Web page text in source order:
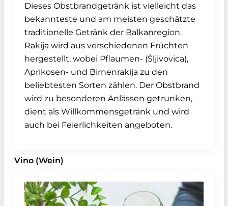
Dieses Obstbrandgetränk ist vielleicht das
bekannteste und am meisten geschätzte
traditionelle Getränk der Balkanregion.
Rakija wird aus verschiedenen Früchten
hergestellt, wobei Pflaumen- (Šljivovica),
Aprikosen- und Birnenrakija zu den
beliebtesten Sorten zählen. Der Obstbrand
wird zu besonderen Anlässen getrunken,
dient als Willkommensgetränk und wird
auch bei Feierlichkeiten angeboten.
Vino (Wein)